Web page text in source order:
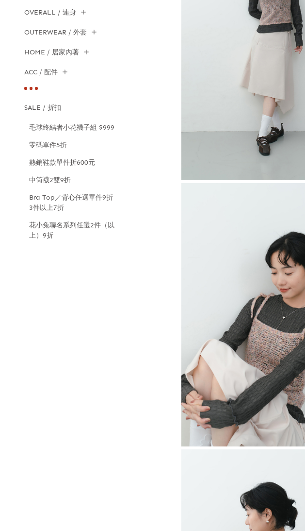
OVERALL / 連身
OUTERWEAR / 外套
HOME / 居家內著
ACC / 配件
SALE / 折扣
毛球終結者小花襪子組 $999
零碼單件5折
熱銷鞋款單件折600元
中筒襪2雙9折
Bra Top／背心任選單件9折
3件以上7折
花小兔聯名系列任選2件（以
上）9折